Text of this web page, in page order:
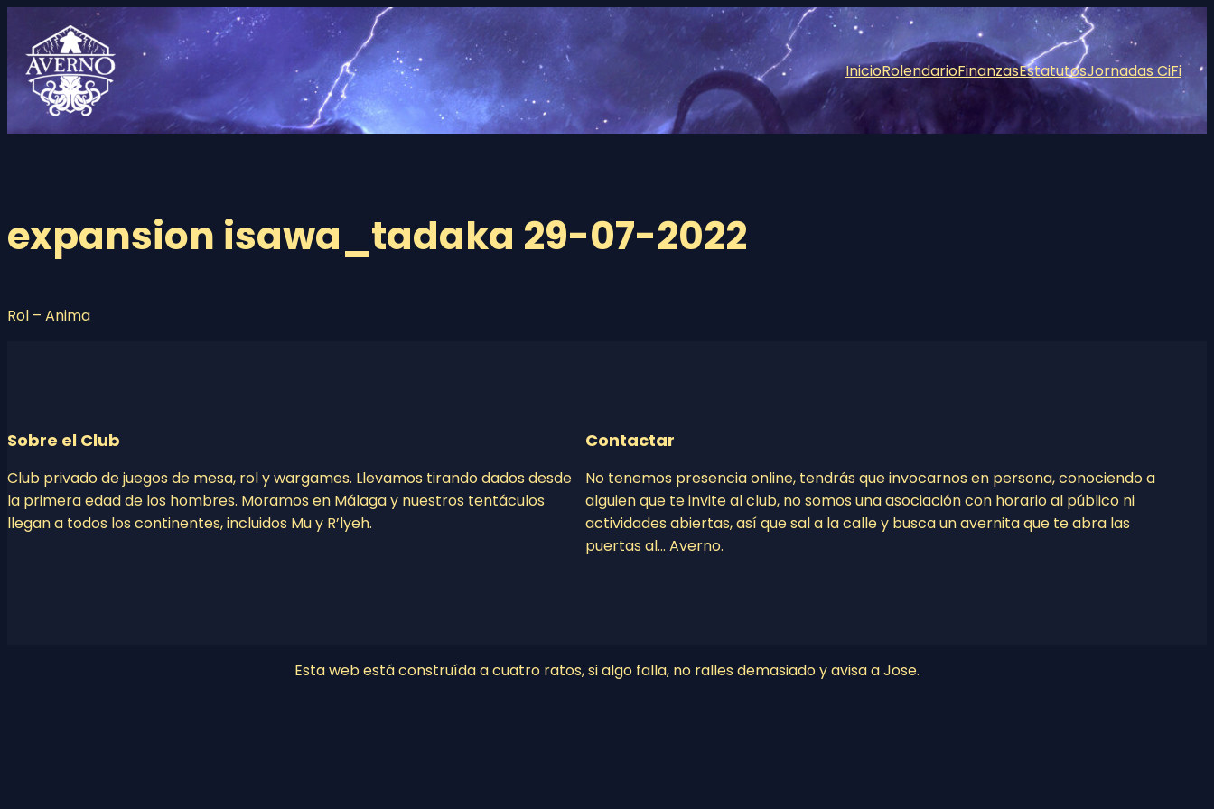
contenido
InicioRolendarioFinanzasEstatutosJornadas CiFi
expansion isawa_tadaka 29-07-2022
Rol – Anima
Sobre el Club
Club privado de juegos de mesa, rol y wargames. Llevamos tirando dados desde
la primera edad de los hombres. Moramos en Málaga y nuestros tentáculos
llegan a todos los continentes, incluidos Mu y R’lyeh.
Contactar
No tenemos presencia online, tendrás que invocarnos en persona, conociendo a
alguien que te invite al club, no somos una asociación con horario al público ni
actividades abiertas, así que sal a la calle y busca un avernita que te abra las
puertas al… Averno.
Esta web está construída a cuatro ratos, si algo falla, no ralles demasiado y avisa a Jose.